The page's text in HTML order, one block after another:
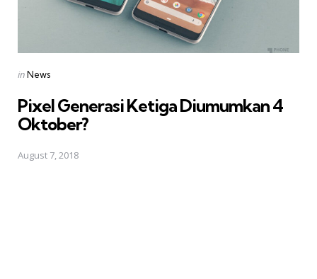
Posted
inNews
Pixel Generasi Ketiga Diumumkan 4
Oktober?
August 7, 2018